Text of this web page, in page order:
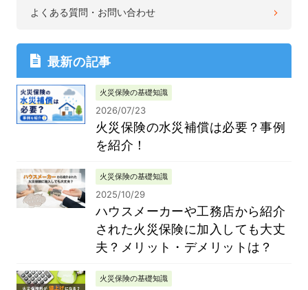
よくある質問・お問い合わせ
最新の記事
火災保険の基礎知識
2026/07/23
火災保険の水災補償は必要？事例
を紹介！
火災保険の基礎知識
2025/10/29
ハウスメーカーや工務店から紹介
された火災保険に加入しても大丈
夫？メリット・デメリットは？
火災保険の基礎知識